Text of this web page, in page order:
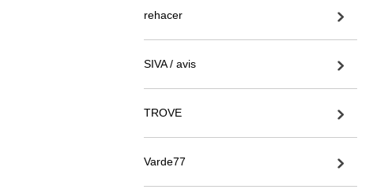
rehacer
SIVA / avis
TROVE
Varde77